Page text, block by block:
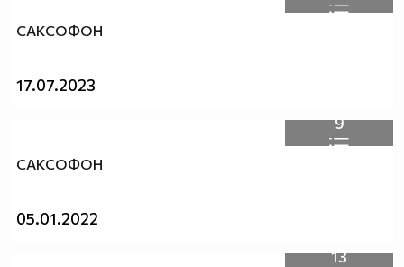
САКСОФОН
17.07.2023
9
САКСОФОН
05.01.2022
13